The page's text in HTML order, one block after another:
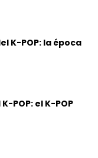
K-POP: la época
POP: el K-POP